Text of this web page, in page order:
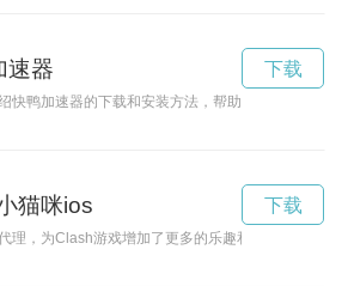
速器
快鸭加速器的下载和安装方法，帮助用户更快速地提
下载
猫咪ios
理，为Clash游戏增加了更多的乐趣和挑战。
下载